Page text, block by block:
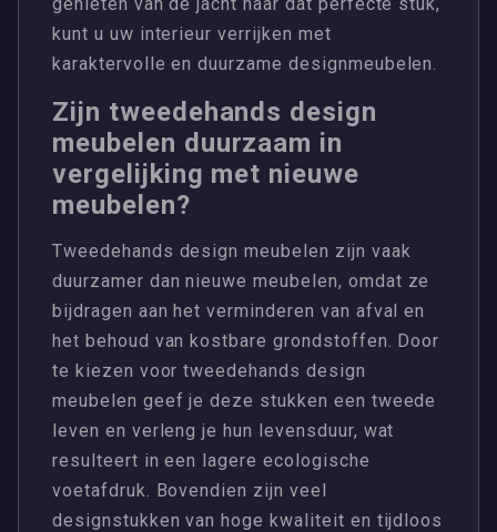
kunt u uw interieur verrijken met
karaktervolle en duurzame designmeubelen.
Zijn tweedehands design
meubelen duurzaam in
vergelijking met nieuwe
meubelen?
Tweedehands design meubelen zijn vaak
duurzamer dan nieuwe meubelen, omdat ze
bijdragen aan het verminderen van afval en
het behoud van kostbare grondstoffen. Door
te kiezen voor tweedehands design
meubelen geef je deze stukken een tweede
leven en verleng je hun levensduur, wat
resulteert in een lagere ecologische
voetafdruk. Bovendien zijn veel
designstukken van hoge kwaliteit en tijdloos